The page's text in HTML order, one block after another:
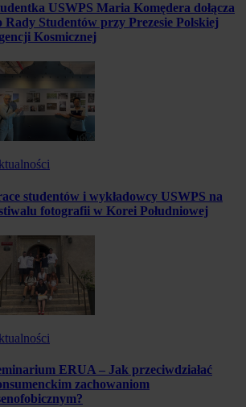
USWPS Maria Komędera dołącza
Rady Studentów przy Prezesie Polskiej
Kosmicznej
studentów i wykładowcy USWPS na
fotografii w Korei Południowej
ERUA – Jak przeciwdziałać
zachowaniom